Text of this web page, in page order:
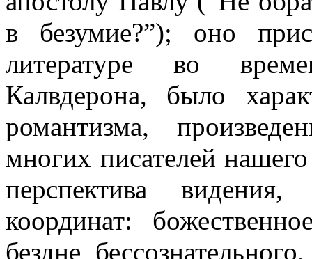
в безумие?”); оно
литературе во
Калвдерона, было
романтизма,
многих писателей
перспектива
координат:
бездне